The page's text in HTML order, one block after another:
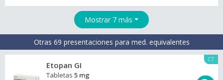
Mostrar 7 más
Otras 69 presentaciones para med. equivalentes
C7
Etopan GI
Tabletas 5 mg